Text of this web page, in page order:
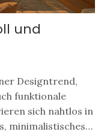
und
Designtrend,
funktionale
sich nahtlos in
minimalistisches